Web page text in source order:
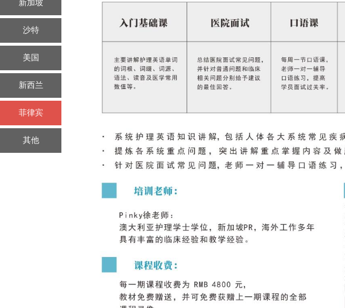
新加坡
沙特
美国
新西兰
菲律宾
其他